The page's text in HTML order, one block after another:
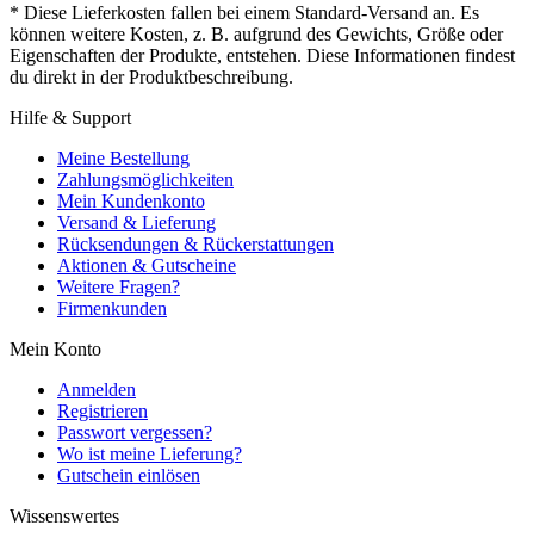
* Diese Lieferkosten fallen bei einem Standard-Versand an. Es
können weitere Kosten, z. B. aufgrund des Gewichts, Größe oder
Eigenschaften der Produkte, entstehen. Diese Informationen findest
du direkt in der Produktbeschreibung.
Hilfe & Support
Meine Bestellung
Zahlungsmöglichkeiten
Mein Kundenkonto
Versand & Lieferung
Rücksendungen & Rückerstattungen
Aktionen & Gutscheine
Weitere Fragen?
Firmenkunden
Mein Konto
Anmelden
Registrieren
Passwort vergessen?
Wo ist meine Lieferung?
Gutschein einlösen
Wissenswertes